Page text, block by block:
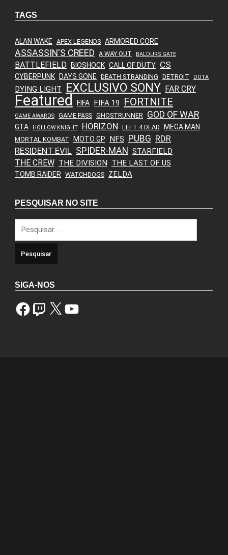
TAGS
ALAN WAKE APEX LEGENDS ARMORED CORE
ASSASSIN'S CREED A WAY OUT BALDURS GATE
BATTLEFIELD BIOSHOCK CALL OF DUTY CS
CYBERPUNK DAYS GONE DEATH STRANDING DETROIT DOTA
DYING LIGHT EXCLUSIVO SONY FAR CRY
Featured FIFA FIFA 19 FORTNITE
GAME AWARDS GAME PASS GHOSTRUNNER GOD OF WAR
GTA HOLLOW KNIGHT HORIZON LEFT 4 DEAD MEGA MAN
MORTAL KOMBAT MOTO GP NFS PUBG RDR
RESIDENT EVIL SPIDER-MAN STARFIELD
THE CREW THE DIVISION THE LAST OF US
TOMB RAIDER WATCHDOGS ZELDA
PESQUISAR NO SITE
por:
SIGA-NOS
FacebookTwitch X YouTube